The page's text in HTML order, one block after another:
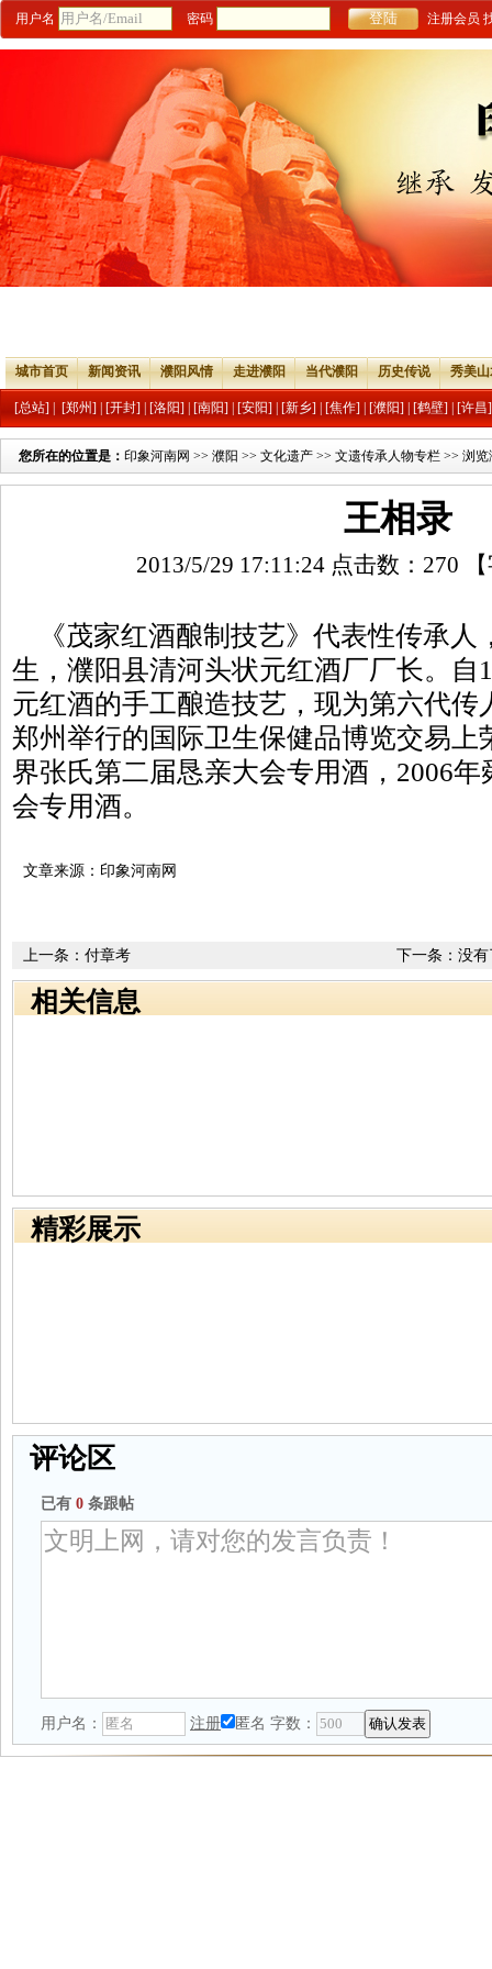
用户名 密码 注册会员
城市首页 新闻资讯 濮阳风情 走进濮阳 当代濮阳 历史传说 秀美
[总站] [郑州] [开封] [洛阳] [南阳] [安阳] [新乡] [焦作] [濮阳] [鹤壁] [许昌]
您所在的位置是： 印象河南网 >> 濮阳 >> 文化遗产 >> 文遗传承人物专栏 >> 浏览
王相录
2013/5/29 17:11:24 点击数： 270
《茂家红酒酿制技艺》代表性传承人
生，濮阳县清河头状元红酒厂厂长。自
元红酒的手工酿造技艺，现为第六代传
郑州举行的国际卫生保健品博览交易上
界张氏第二届恳亲大会专用酒，2006
会专用酒。
文章来源：印象河南网
下一条：没有
上一条： 付章考
相关信息
精彩展示
评论区
已有 0 条跟帖
用户名： 注册 匿名 字数：